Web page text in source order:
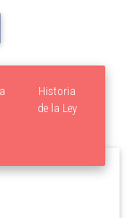
Historia
de la Ley